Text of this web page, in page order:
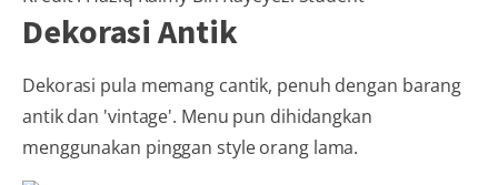
Dekorasi Antik
Dekorasi pula memang cantik, penuh dengan barang
antik dan 'vintage'. Menu pun dihidangkan
menggunakan pinggan style orang lama.